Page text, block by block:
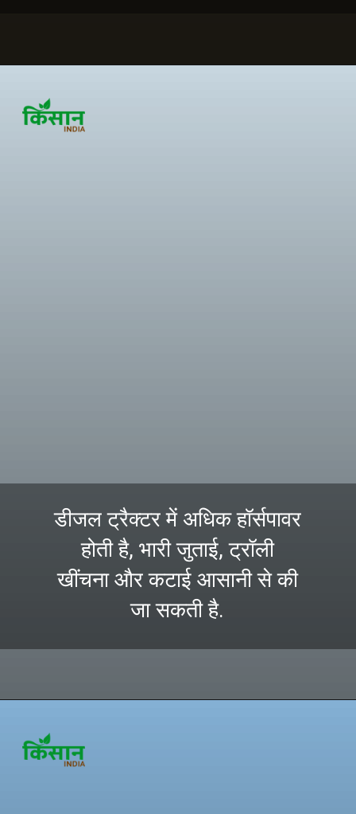
डीजल ट्रैक्टर में अधिक हॉर्सपावर
होती है, भारी जुताई, ट्रॉली
खींचना और कटाई आसानी से की
जा सकती है.